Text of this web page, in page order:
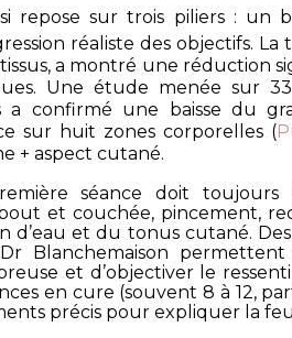
repose sur trois piliers : un
réaliste des objectifs. La
a montré une réduction
Une étude menée sur
a confirmé une baisse du
sur huit zones corporelles (
+ aspect cutané.
séance doit
et couchée, pincement,
d’eau et du tonus cutané.
Blanchemaison
et d’objectiver le
en cure (souvent 8 à 12,
précis pour expliquer la